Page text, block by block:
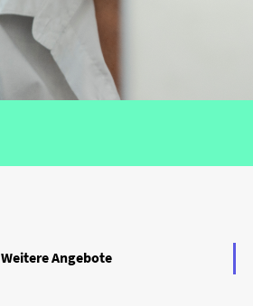
Weitere Angebote